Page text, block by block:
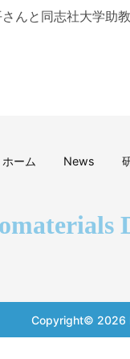
んと同志社大学助
ホーム News
Copyright© 2026